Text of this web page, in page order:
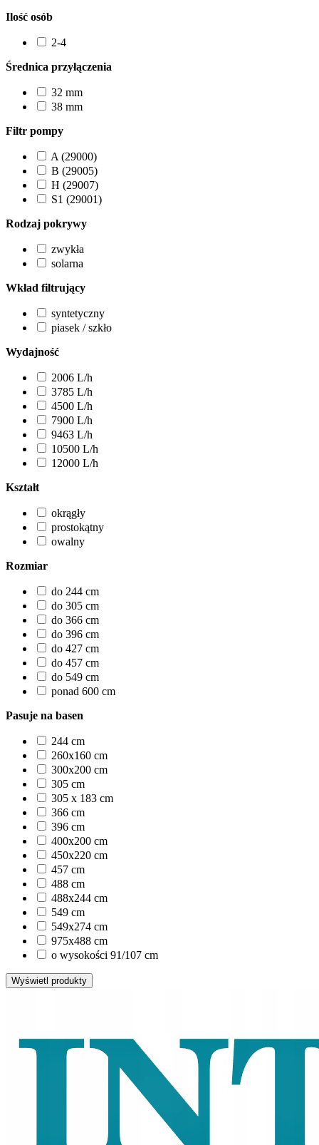
Ilość osób
2-4
Średnica przyłączenia
32 mm
38 mm
Filtr pompy
A (29000)
B (29005)
H (29007)
S1 (29001)
Rodzaj pokrywy
zwykła
solarna
Wkład filtrujący
syntetyczny
piasek / szkło
Wydajność
2006 L/h
3785 L/h
4500 L/h
7900 L/h
9463 L/h
10500 L/h
12000 L/h
Kształt
okrągły
prostokątny
owalny
Rozmiar
do 244 cm
do 305 cm
do 366 cm
do 396 cm
do 427 cm
do 457 cm
do 549 cm
ponad 600 cm
Pasuje na basen
244 cm
260x160 cm
300x200 cm
305 cm
305 x 183 cm
366 cm
396 cm
400x200 cm
450x220 cm
457 cm
488 cm
488x244 cm
549 cm
549x274 cm
975x488 cm
o wysokości 91/107 cm